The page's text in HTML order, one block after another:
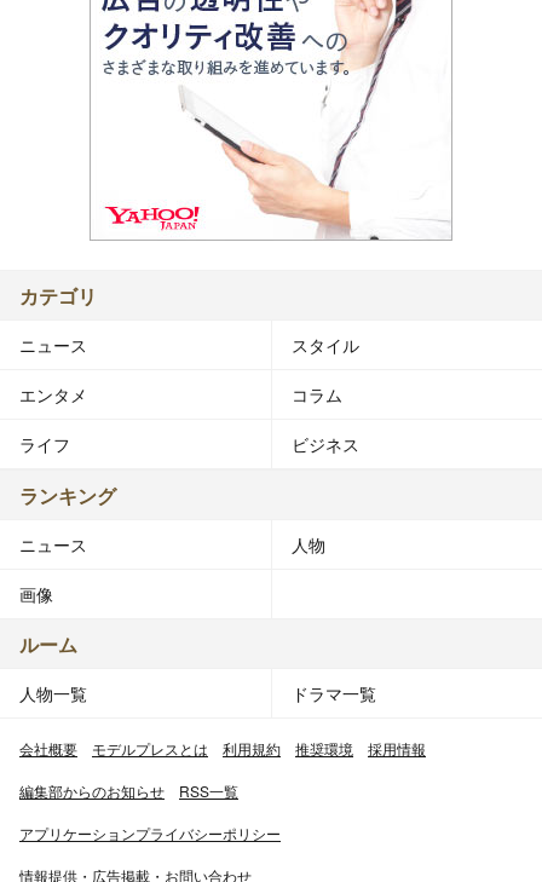
カテゴリ
ニュース スタイル
エンタメ コラム
ライフ ビジネス
ランキング
ニュース 人物
画像
ルーム
人物一覧 ドラマ一覧
会社概要 モデルプレスとは 利用規約 推奨環境 採用情報
編集部からのお知らせ RSS一覧
アプリケーションプライバシーポリシー
情報提供・広告掲載・お問い合わせ